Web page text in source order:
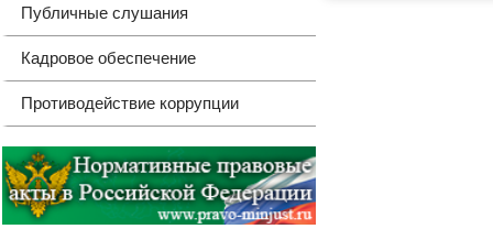
Публичные слушания
Кадровое обеспечение
Противодействие коррупции